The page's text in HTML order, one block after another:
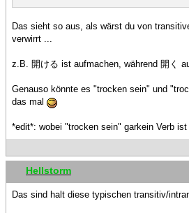
Das sieht so aus, als wärst du von
verwirrt ...
z.B. 開ける ist aufmachen, während 開く
Genauso könnte es "trocken sein" und
das mal
*edit*: wobei "trocken sein" garkein Verb
Hellstorm
Das sind halt diese typischen transitiv/